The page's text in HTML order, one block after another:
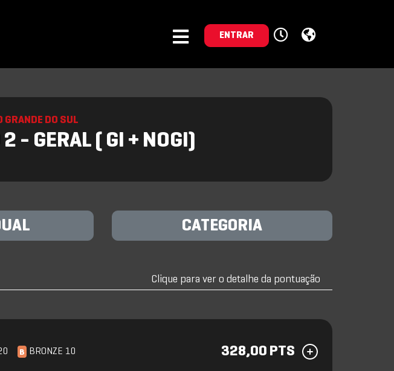
ENTRAR
GRANDE DO SUL
- GERAL ( GI + NOGI)
CATEGORIA
Clique para ver o detalhe da pontuação
B BRONZE 10 328,00 PTS